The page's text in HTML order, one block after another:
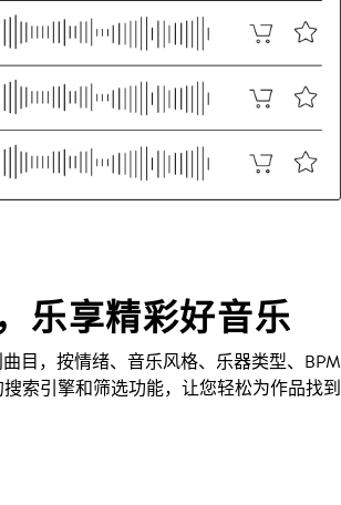
乐享精彩好音乐
目，按情绪、音乐风格、乐器类型、BPM
索引擎和筛选功能，让您轻松为作品找到